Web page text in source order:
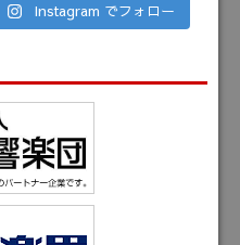
Instagram でフォロー